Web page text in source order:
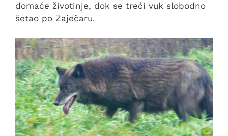
domaće životinje, dok se treći vuk slobodno
šetao po Zaječaru.